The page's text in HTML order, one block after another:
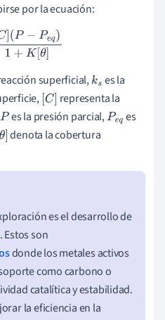
por la ecuación:
−Peq )1 +K[θ]
superficial,ks es la
C] representa la
P es la presión parcial,Pe es
] denota la cobertura
es el desarrollo de
. Estos son
donde los metales activos
como carbono o
catalítica y estabilidad.
la eficiencia en la